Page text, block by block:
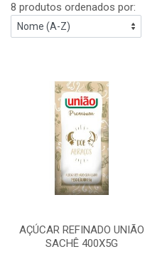
8 produtos ordenados por:
AÇÚCAR REFINADO UNIÃO
SACHÊ 400X5G